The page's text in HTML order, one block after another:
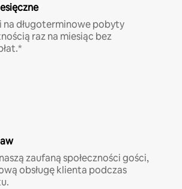
na długoterminowe pobyty
raz na miesiąc bez
zaufaną społeczności gości,
obsługę klienta podczas